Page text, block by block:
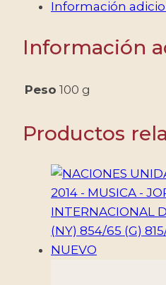
Información
Información
Peso 100 g
Productos